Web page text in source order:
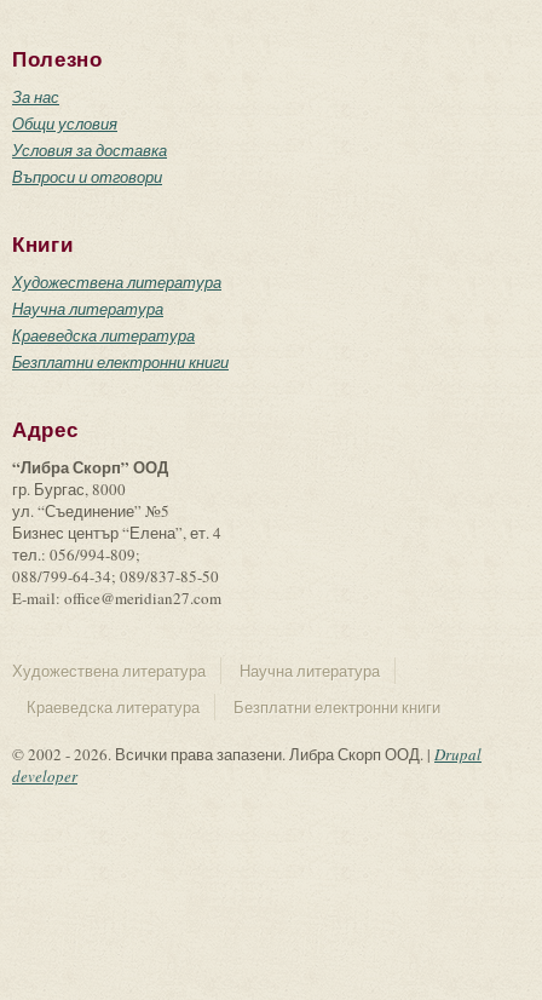
Полезно
За нас
Общи условия
Условия за доставка
Въпроси и отговори
Книги
Художествена литература
Научна литература
Краеведска литература
Безплатни електронни книги
Адрес
“Либра Скорп” ООД
гр. Бургас, 8000
ул. “Съединение” №5
Бизнес център “Елена”, ет. 4
тел.: 056/994-809;
088/799-64-34; 089/837-85-50
E-mail: office@meridian27.com
Художествена литература
Научна литература
Краеведска литература
Безплатни електронни книги
© 2002 - 2026. Всички права запазени. Либра Скорп ООД. | Drupal
developer